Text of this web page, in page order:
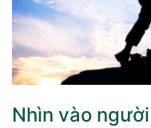
Nhìn vào